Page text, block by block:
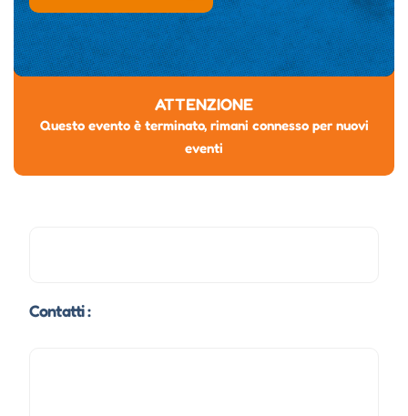
ATTENZIONE
Questo evento è terminato, rimani connesso per nuovi
eventi
Contatti :